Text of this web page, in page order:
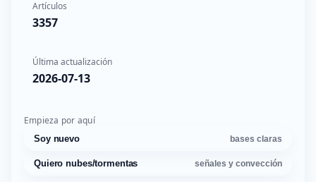
Artículos
3357
Última actualización
2026-07-13
Empieza por aquí
Soy nuevo bases claras
Quiero nubes/tormentas señales y convección